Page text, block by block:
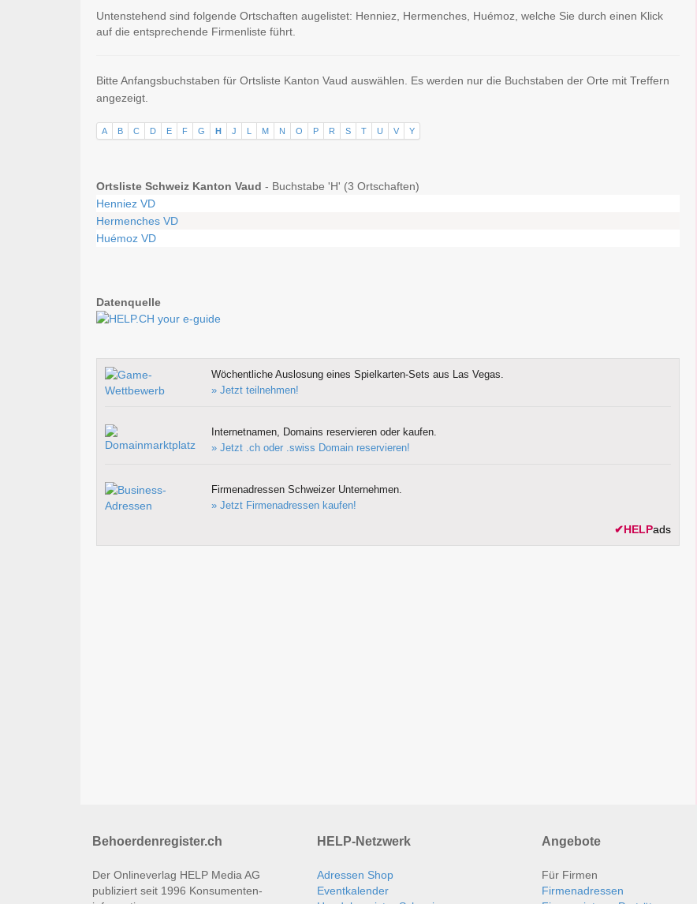
Untenstehend sind folgende Ortschaften augelistet: Henniez, Hermenches, Huémoz, welche Sie durch einen Klick
auf die entsprechende Firmenliste führt.
Bitte Anfangsbuchstaben für Ortsliste Kanton Vaud auswählen. Es werden nur die Buchstaben der Orte mit Treffern
angezeigt.
A B C D E F G H J L M N O P R S T U V Y
Ortsliste Schweiz Kanton Vaud - Buchstabe 'H' (3 Ortschaften)
Henniez VD
Hermenches VD
Huémoz VD
Datenquelle
Wöchentliche Auslosung eines Spielkarten-Sets aus Las Vegas.
» Jetzt teilnehmen!
Internetnamen, Domains reservieren oder kaufen.
» Jetzt .ch oder .swiss Domain reservieren!
Firmenadressen Schweizer Unternehmen.
» Jetzt Firmenadressen kaufen!
✔HELPads
Behoerdenregister.ch
Der Onlineverlag HELP Media AG
publiziert seit 1996 Konsumenten­
HELP-Netzwerk
Adressen Shop
Eventkalender
Angebote
Für Firmen
Firmenadressen